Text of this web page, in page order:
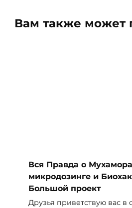
Вам также может
Вся Правда о
микродозинге и
Большой проект
Друзья приветствую вас в